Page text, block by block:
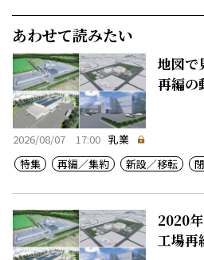
あわせて読みたい
地図で
再編の
2026/08/07 17:00 乳業
特集
再編／集約 新設／移転
2020
工場再